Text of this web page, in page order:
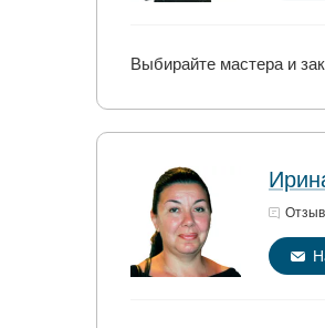
Выбирайте мастера и